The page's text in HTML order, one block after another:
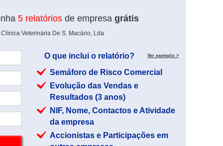
5 relatórios de empresa grátis
Veterinária De S. Macário, Lda
O que inclui o relatório? Ver exemplo >
Semáforo de Risco Comercial
Evolução das Vendas e
Resultados (3 anos)
NIF, Nome, Contactos e Atividade
da empresa
Accionistas e Participações em